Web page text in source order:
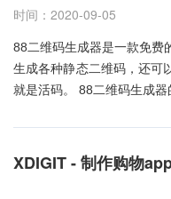
点击工具栏里的下载图标下
片二维码。如果您想随时编
计二维码的观看数据。您
码。简单动态图片二维码的
需要首先注册一个88二维码
要选中动态多选框。 3、高
能需要更炫更酷的视觉体
职业：让每个美发的客户都
户经过微信小程序找到你；
轿车类型，优质引荐、车
开发定制的年代已经到来，
时间：2020-09-05
88二维码生成器是一款免费
生成各种静态二维码，还可
就是活码。 88二维码生成器
XDIGIT - 制作购物